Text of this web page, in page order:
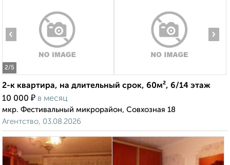
2/5
‹ ›
2-к квартира, на длительный срок, 60м², 6/14 этаж
10 000 ₽ в месяц
мкр. Фестивальный микрорайон, Совхозная 18
Агентство, 03.08.2026